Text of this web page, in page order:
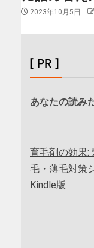
2023年10月5日
[ PR ]
あなたの読み
育毛剤の効果:
毛・薄毛対策
Kindle版